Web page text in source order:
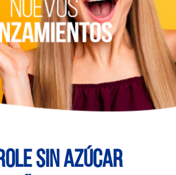
Sin Azúcar